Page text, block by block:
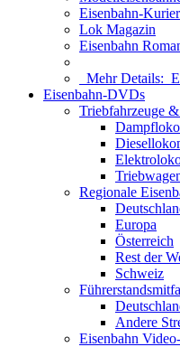
Eisenbahn-Kurier
Lok Magazin
Eisenbahn
Mehr Details:
Eisenbahn-DVDs
Triebfahrzeuge
Regionale
Europa
Österreich
Rest der
Schweiz
Andere
Eisenbahn